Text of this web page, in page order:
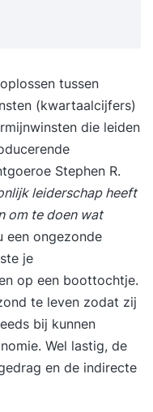
de
op reis in
er een
naar een
voorwaarts te
begrepen te
krijgt een
de abstracte
In de
van
persoonlijke of
te presenteren.
te
Want een
Een goed
dat alles
tussen
(kwartaalcijfers)
die leiden
Stephen R.
leiderschap heeft
om te doen wat
een ongezonde
je
op een boottochtje.
te leven zodat zij
bij kunnen
Wel lastig, de
en de indirecte